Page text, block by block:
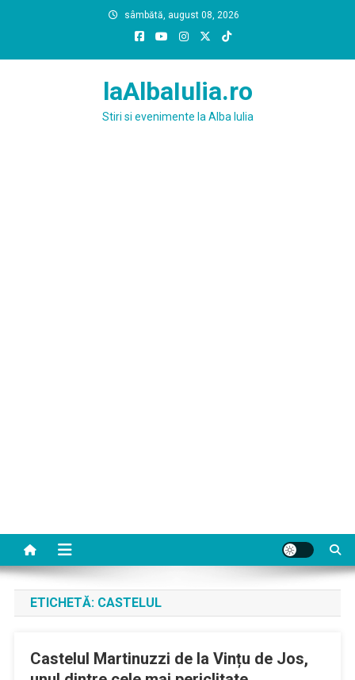
sâmbătă, august 08, 2026
laAlbaIulia.ro
Stiri si evenimente la Alba Iulia
ETICHETĂ: CASTELUL
Castelul Martinuzzi de la Vințu de Jos,